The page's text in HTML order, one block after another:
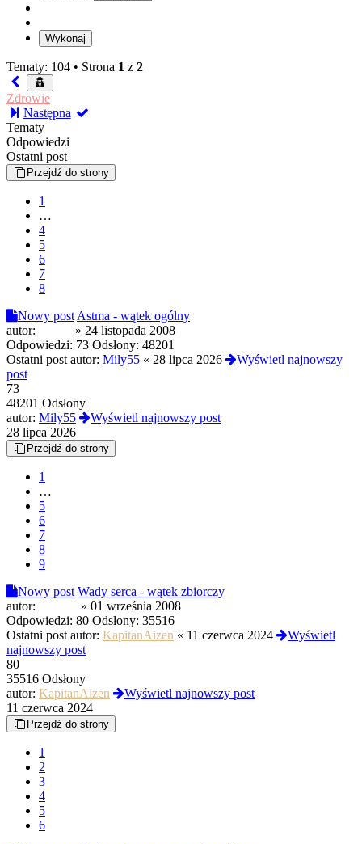
Tematy: 104 • Strona 1 z 2
Zdrowie
Następna
Tematy
Odpowiedzi
Ostatni post
Przejdź do strony
1
…
4
5
6
7
8
Nowy post Astma - wątek ogólny
autor:
» 24 listopada 2008
Odpowiedzi: 73 Odsłony: 48201
Ostatni post autor: Mily55 « 28 lipca 2026
Wyświetl najnowszy
post
73
48201 Odsłony
autor: Mily55
Wyświetl najnowszy post
28 lipca 2026
Przejdź do strony
1
…
5
6
7
8
9
Nowy post Wady serca - wątek zbiorczy
autor:
» 01 września 2008
Odpowiedzi: 80 Odsłony: 35516
Ostatni post autor: KapitanAizen « 11 czerwca 2024
Wyświetl
najnowszy post
80
35516 Odsłony
autor: KapitanAizen
Wyświetl najnowszy post
11 czerwca 2024
Przejdź do strony
1
2
3
4
5
6